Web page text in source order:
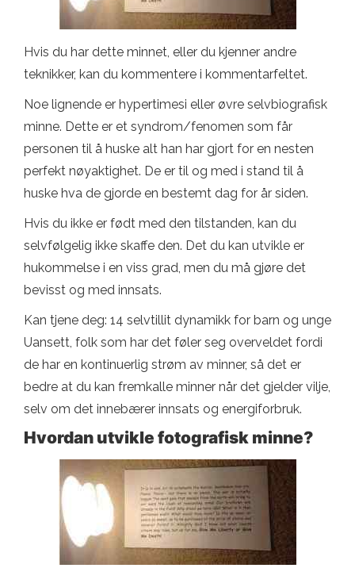
Hvis du har dette minnet, eller du kjenner andre
teknikker, kan du kommentere i kommentarfeltet.
Noe lignende er hypertimesi eller øvre selvbiografisk
minne. Dette er et syndrom/fenomen som får
personen til å huske alt han har gjort for en nesten
perfekt nøyaktighet. De er til og med i stand til å
huske hva de gjorde en bestemt dag for år siden.
Hvis du ikke er født med den tilstanden, kan du
selvfølgelig ikke skaffe den. Det du kan utvikle er
hukommelse i en viss grad, men du må gjøre det
bevisst og med innsats.
Kan tjene deg: 14 selvtillit dynamikk for barn og unge
Uansett, folk som har det føler seg overveldet fordi
de har en kontinuerlig strøm av minner, så det er
bedre at du kan fremkalle minner når det gjelder vilje,
selv om det innebærer innsats og energiforbruk.
Hvordan utvikle fotografisk minne?